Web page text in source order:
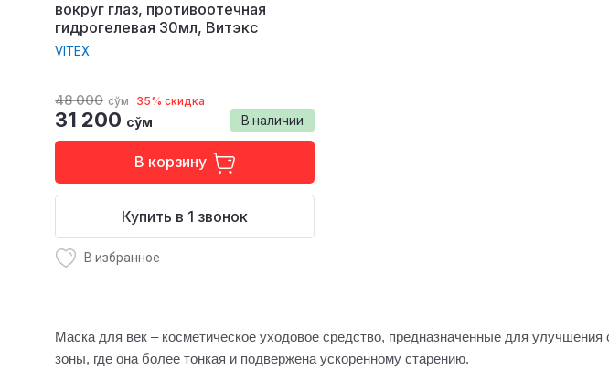
вокруг глаз, противоотечная
гидрогелевая 30мл, Витэкс
VITEX
В наличии
48 000 сўм 35% скидка
31 200 сўм
В корзину
Купить в 1 звонок
В избранное
Маска для век – косметическое уходовое средство, предназначенные для
зоны, где она более тонкая и подвержена ускоренному старению.